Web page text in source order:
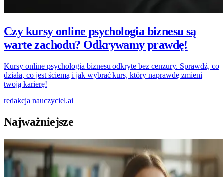
Czy kursy online psychologia biznesu są
warte zachodu? Odkrywamy prawdę!
Kursy online psychologia biznesu odkryte bez cenzury. Sprawdź, co
działa, co jest ściemą i jak wybrać kurs, który naprawdę zmieni
twoją karierę!
redakcja nauczyciel.ai
Najważniejsze